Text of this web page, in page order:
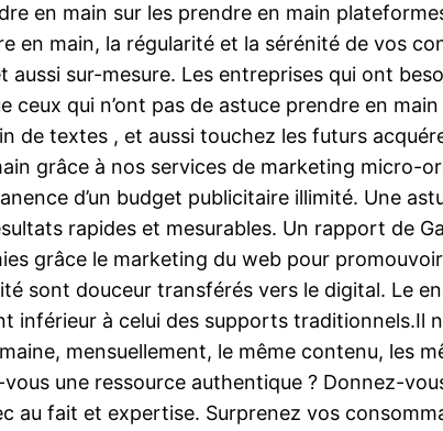
en main sur les prendre en main
en main, la régularité et la sérénité de vos
sur-mesure. Les entreprises qui ont
ceux qui n’ont pas de astuce prendre en
de textes , et aussi touchez les futurs
grâce à nos services de marketing micro-
d’un budget publicitaire illimité. Une
rapides et mesurables. Un rapport de
grâce le marketing du web pour
sont douceur transférés vers le digital. Le
inférieur à celui des supports traditionnels.Il
mensuellement, le même contenu, les
une ressource authentique ? Donnez-
au fait et expertise. Surprenez vos